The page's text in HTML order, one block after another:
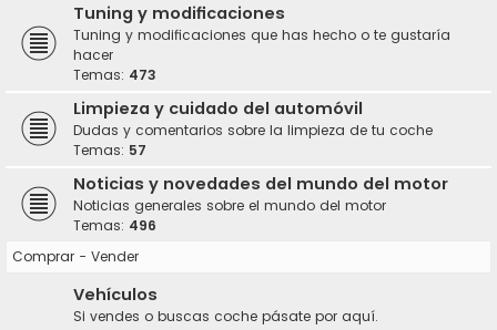
Tuning y modificaciones
Tuning y modificaciones que has hecho o te gustaría
hacer
Temas: 473
Limpieza y cuidado del automóvil
Dudas y comentarios sobre la limpieza de tu coche
Temas: 57
Noticias y novedades del mundo del motor
Noticias generales sobre el mundo del motor
Temas: 496
Comprar - Vender
Vehículos
Si vendes o buscas coche pásate por aquí.